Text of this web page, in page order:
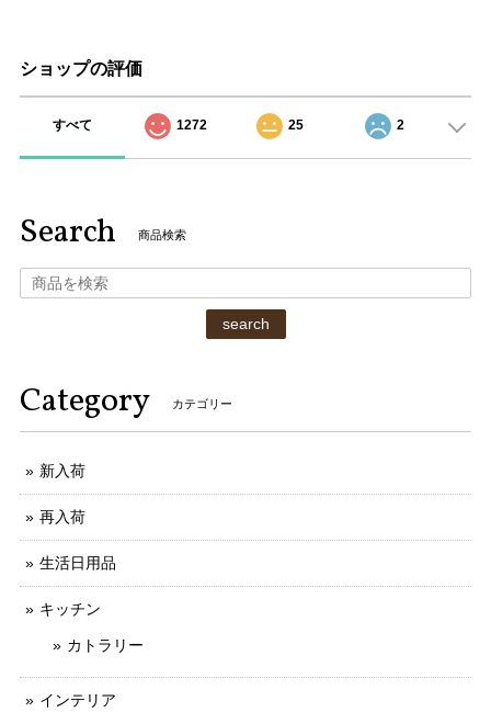
ショップの評価
すべて 1272 25 2
Search 商品検索
search
Category カテゴリー
新入荷
再入荷
生活日用品
キッチン
カトラリー
インテリア